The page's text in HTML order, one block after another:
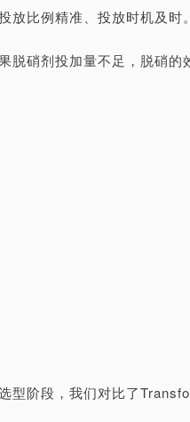
放比例精准、投放时机及时。
脱硝剂投加量不足，脱硝
型阶段，我们对比了